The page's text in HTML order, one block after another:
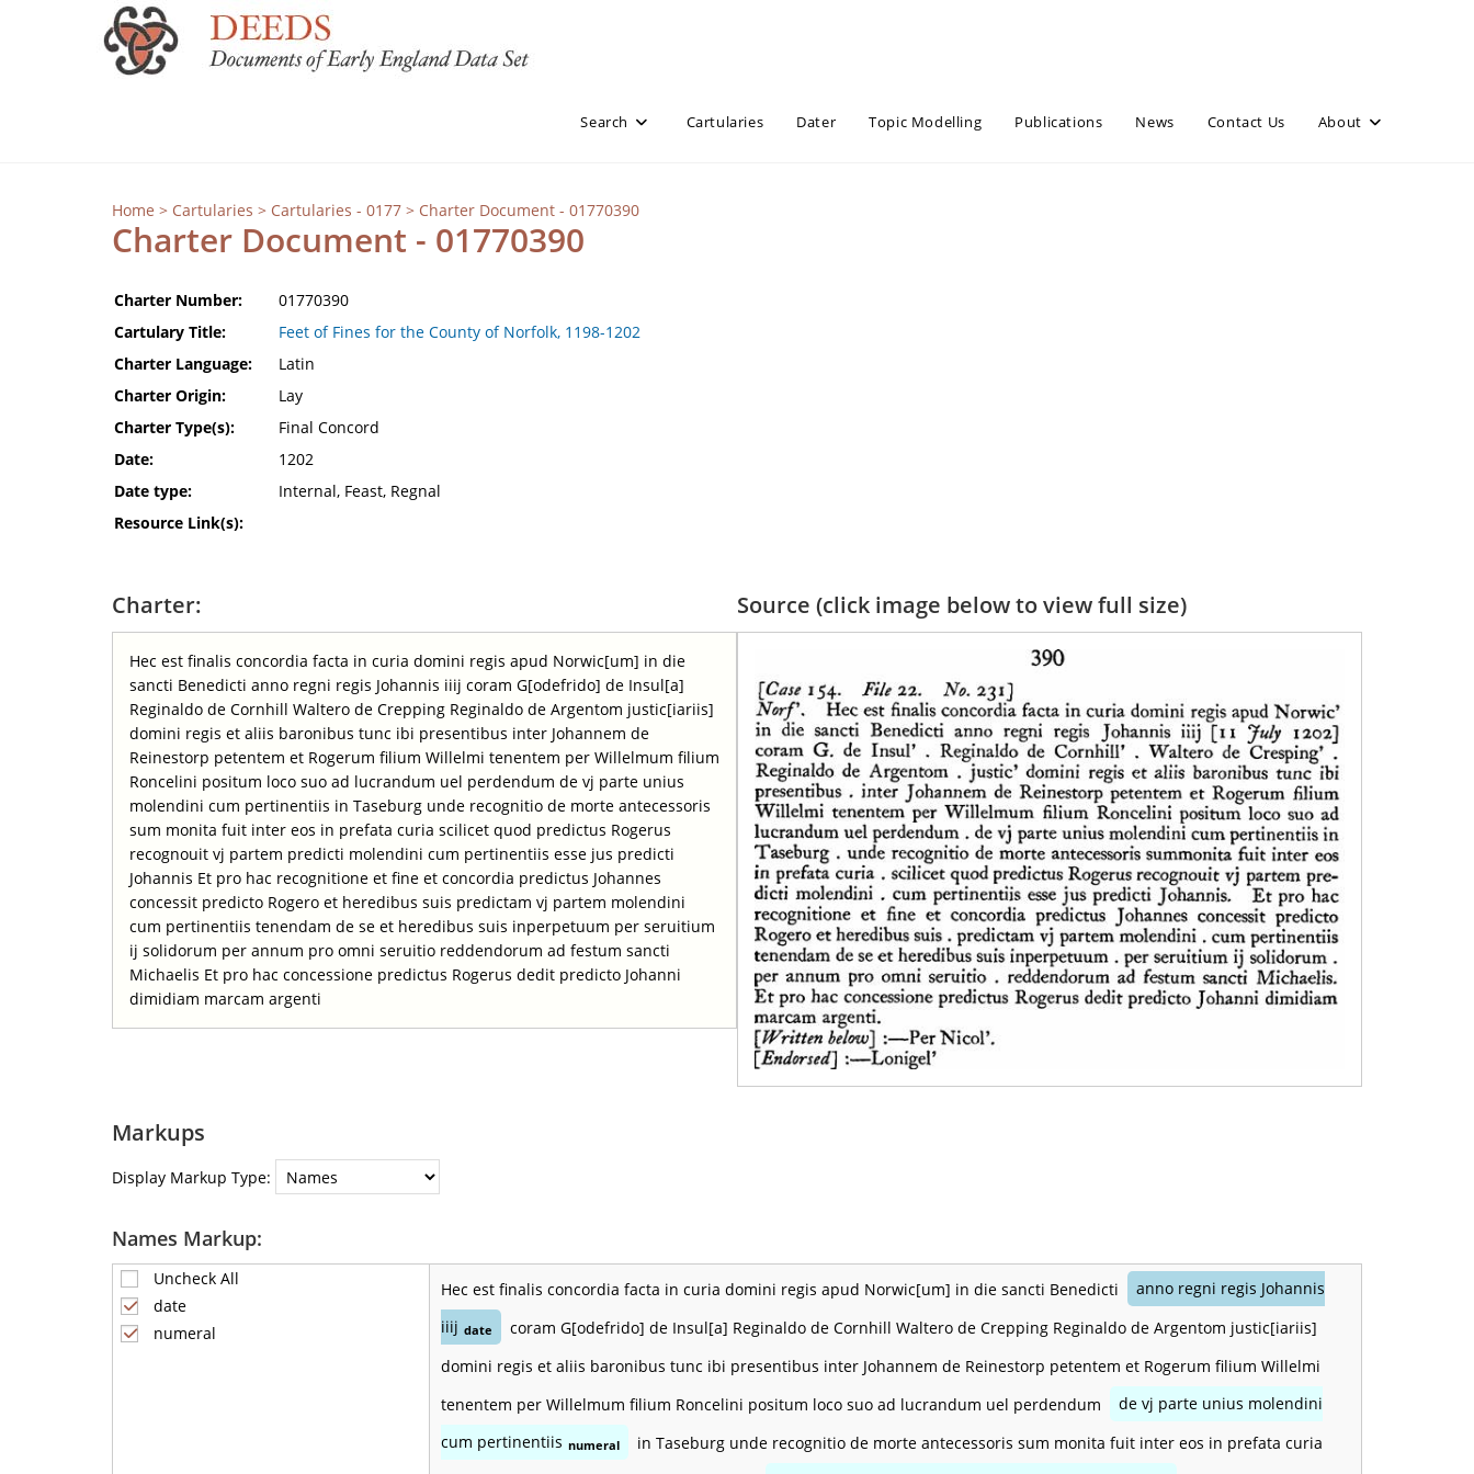
Search Cartularies Dater Topic Modelling Publications News Contact Us About
Home > Cartularies > Cartularies - 0177 > Charter Document - 01770390
Charter Document - 01770390
Charter Number:
01770390
Cartulary Title:
Feet of Fines for the County of Norfolk, 1198-1202
Charter Language:
Latin
Charter Origin:
Lay
Charter Type(s):
Final Concord
Date:
1202
Date type:
Internal, Feast, Regnal
Resource Link(s):
Charter:
Hec est finalis concordia facta in curia domini regis apud Norwic[um] in die
sancti Benedicti anno regni regis Johannis iiij coram G[odefrido] de Insul[a]
Reginaldo de Cornhill Waltero de Crepping Reginaldo de Argentom justic[iariis]
domini regis et aliis baronibus tunc ibi presentibus inter Johannem de
Reinestorp petentem et Rogerum filium Willelmi tenentem per Willelmum filium
Roncelini positum loco suo ad lucrandum uel perdendum de vj parte unius
molendini cum pertinentiis in Taseburg unde recognitio de morte antecessoris
sum monita fuit inter eos in prefata curia scilicet quod predictus Rogerus
recognouit vj partem predicti molendini cum pertinentiis esse jus predicti
Johannis Et pro hac recognitione et fine et concordia predictus Johannes
concessit predicto Rogero et heredibus suis predictam vj partem molendini
cum pertinentiis tenendam de se et heredibus suis inperpetuum per seruitium
ij solidorum per annum pro omni seruitio reddendorum ad festum sancti
Michaelis Et pro hac concessione predictus Rogerus dedit predicto Johanni
dimidiam marcam argenti
Source (click image below to view full size)
Markups
Display Markup Type:
Names Markup:
Uncheck All
date
numeral
Hec est finalis concordia facta in curia domini regis apud Norwic[um] in die sancti Benedicti
anno regni regis Johannis
iiij date
coram G[odefrido] de Insul[a] Reginaldo de Cornhill Waltero de Crepping Reginaldo de Argentom justic[iariis]
domini regis et aliis baronibus tunc ibi presentibus inter Johannem de Reinestorp petentem et Rogerum filium Willelmi
tenentem per Willelmum filium Roncelini positum loco suo ad lucrandum uel perdendum
de vj parte unius molendini
cum pertinentiis numeral
in Taseburg unde recognitio de morte antecessoris sum monita fuit inter eos in prefata curia